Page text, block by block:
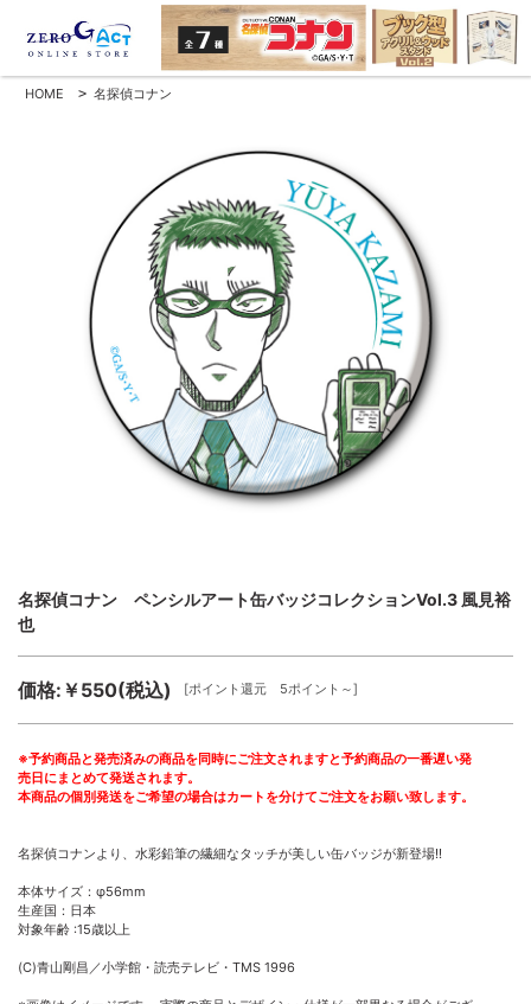
HOME > 名探偵コナン
名探偵コナン ペンシルアート缶バッジコレクションVol.3 風見裕
也
価格:￥550(税込) [ポイント還元 5ポイント～]
※予約商品と発売済みの商品を同時にご注文されますと予約商品の一番遅い発
売日にまとめて発送されます。
本商品の個別発送をご希望の場合はカートを分けてご注文をお願い致します。
名探偵コナンより、水彩鉛筆の繊細なタッチが美しい缶バッジが新登場!!
本体サイズ：φ56mm
生産国：日本
対象年齢 :15歳以上
(C)青山剛昌／小学館・読売テレビ・TMS 1996